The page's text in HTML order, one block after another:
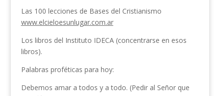
Las 100 lecciones de Bases del Cristianismo
www.elcieloesunlugar.com.ar
Los libros del Instituto IDECA (concentrarse en esos
libros).
Palabras proféticas para hoy:
Debemos amar a todos y a todo. (Pedir al Señor que